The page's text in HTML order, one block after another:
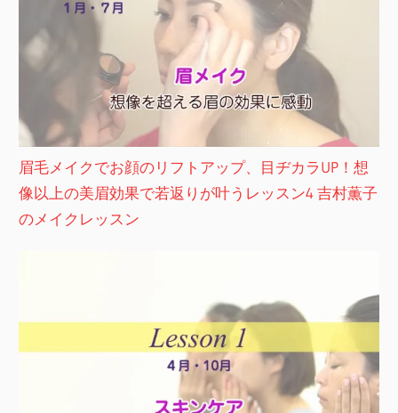
眉毛メイクでお顔のリフトアップ、目ヂカラUP！想
像以上の美眉効果で若返りが叶うレッスン4 吉村薫子
のメイクレッスン